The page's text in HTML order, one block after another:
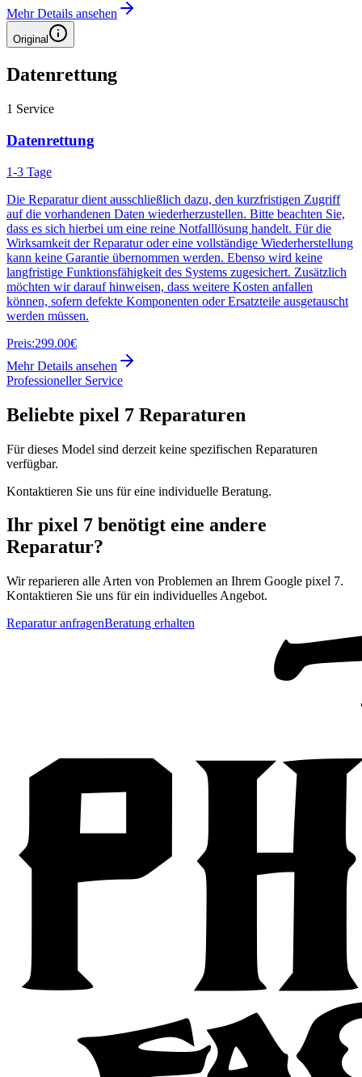
Mehr Details ansehen
Original
Datenrettung
1 Service
Datenrettung
1-3 Tage
Die Reparatur dient ausschließlich dazu, den kurzfristigen Zugriff
auf die vorhandenen Daten wiederherzustellen. Bitte beachten Sie,
dass es sich hierbei um eine reine Notfalllösung handelt. Für die
Wirksamkeit der Reparatur oder eine vollständige Wiederherstellung
kann keine Garantie übernommen werden. Ebenso wird keine
langfristige Funktionsfähigkeit des Systems zugesichert. Zusätzlich
möchten wir darauf hinweisen, dass weitere Kosten anfallen
können, sofern defekte Komponenten oder Ersatzteile ausgetauscht
werden müssen.
Preis:299.00€
Mehr Details ansehen
Professioneller Service
Beliebte pixel 7 Reparaturen
Für dieses Model sind derzeit keine spezifischen Reparaturen
verfügbar.
Kontaktieren Sie uns für eine individuelle Beratung.
Ihr pixel 7 benötigt eine andere
Reparatur?
Wir reparieren alle Arten von Problemen an Ihrem Google pixel 7.
Kontaktieren Sie uns für ein individuelles Angebot.
Reparatur anfragenBeratung erhalten